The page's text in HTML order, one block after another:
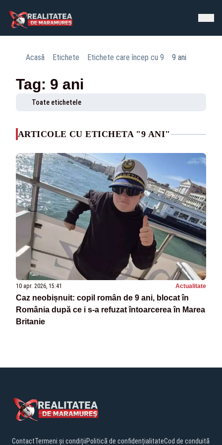
Acasă Etichete Etichete care încep cu 9 9 ani
Tag: 9 ani
Toate etichetele
ARTICOLE CU ETICHETA "9 ANI"
10 apr. 2026, 15:41 Actualitate
Caz neobișnuit: copil român de 9 ani, blocat în
România după ce i s-a refuzat întoarcerea în Marea
Britanie
ContactTermeni și condițiiPolitică de confidențialitateCod de conduită